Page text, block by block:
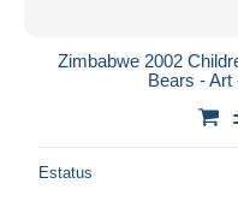
Zimbabwe 2002
Bears - Art
Estatus